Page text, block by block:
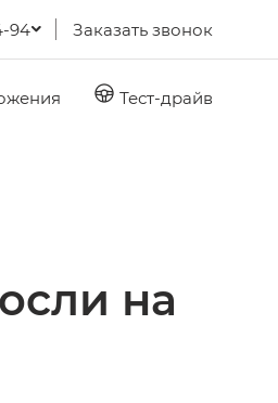
94 Заказать звонок
Тест-драйв
на